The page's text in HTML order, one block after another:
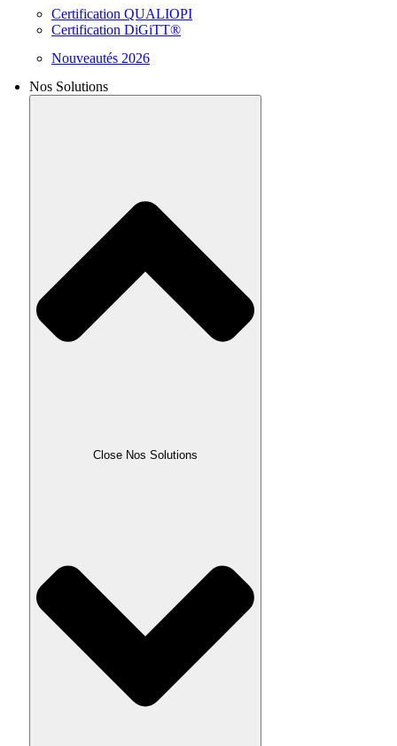
Certification QUALIOPI
Certification DiGiTT®
Nouveautés 2026
Nos Solutions
Close Nos Solutions